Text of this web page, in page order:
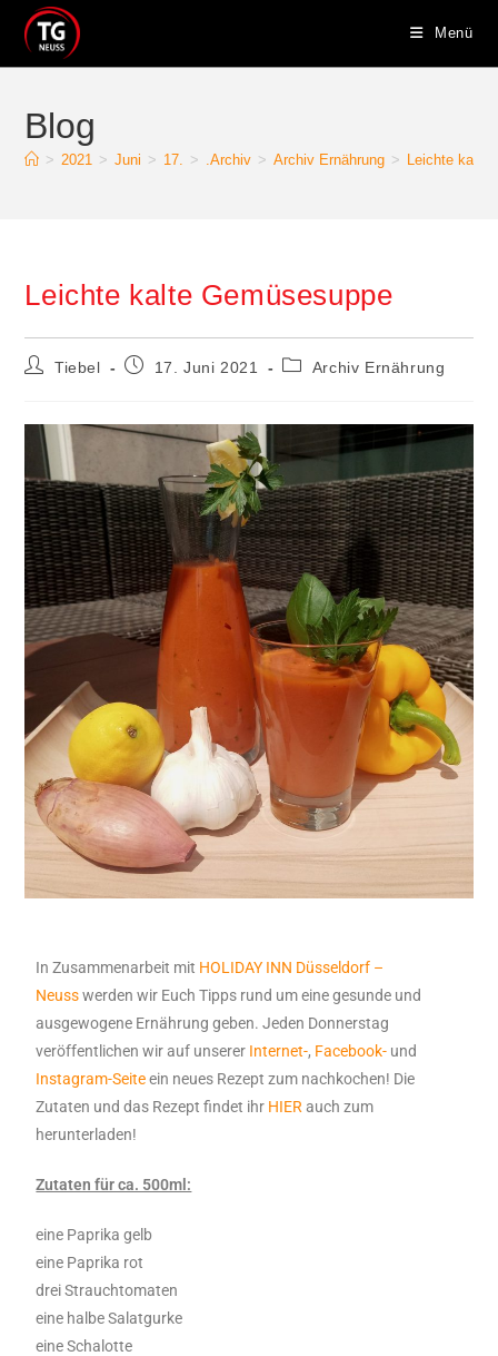
Menü
Blog
> 2021 > Juni > 17. > .Archiv > Archiv Ernährung > Leichte kalte
Leichte kalte Gemüsesuppe
Tiebel 17. Juni 2021 Archiv Ernährung
In Zusammenarbeit mit HOLIDAY INN Düsseldorf –
Neusswerden wir Euch Tipps rund um eine gesunde und
ausgewogene Ernährung geben. Jeden Donnerstag
veröffentlichen wir auf unserer Internet-, Facebook- und
Instagram-Seiteein neues Rezept zum nachkochen! Die
Zutaten und das Rezept findet ihr HIERauch zum
herunterladen!
Zutaten für ca. 500ml:
eine Paprika gelb
eine Paprika rot
drei Strauchtomaten
eine halbe Salatgurke
eine Schalotte